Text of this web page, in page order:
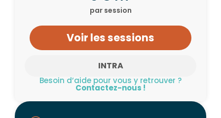
INTRA
par session
Voir les sessions
Besoin d’aide pour vous y retrouver ?
Contactez-nous !